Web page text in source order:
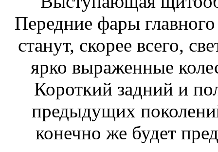
Передние фары
станут, скорее всего,
ярко выраженные
Короткий задний и
предыдущих
конечно же будет